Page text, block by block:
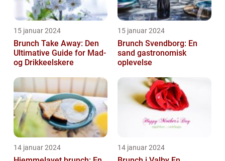
15 januar 2024
Brunch Take Away: Den
Ultimative Guide for Mad-
og Drikkeelskere
15 januar 2024
Brunch Svendborg: En
sand gastronomisk
oplevelse
14 januar 2024 14 januar 2024